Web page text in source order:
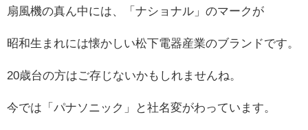
扇風機の真ん中には、「ナショナル」のマークが
昭和生まれには懐かしい松下電器産業のブランドです。
20歳台の方はご存じないかもしれませんね。
今では「パナソニック」と社名変がわっています。